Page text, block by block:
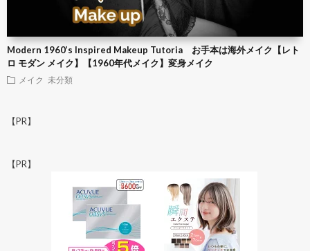
Modern 1960’s Inspired Makeup Tutoria お手本は海外メイク【レト
ロ モダン メイク】【1960年代メイク】変身メイク
メイク 未分類
【PR】
【PR】